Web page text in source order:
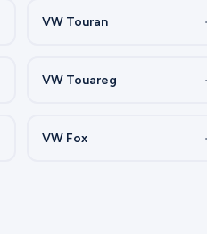
VW Touran
VW Touareg
VW Fox